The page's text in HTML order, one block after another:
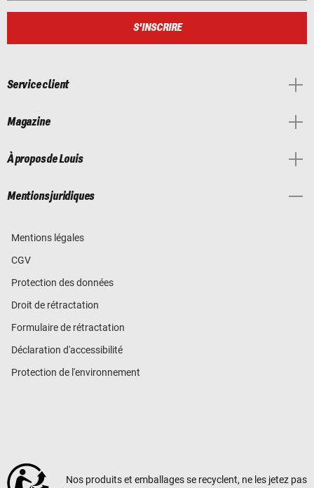
S'INSCRIRE
Service client
Magazine
À propos de Louis
Mentions juridiques
Mentions légales
CGV
Protection des données
Droit de rétractation
Formulaire de rétractation
Déclaration d'accessibilité
Protection de l'environnement
Nos produits et emballages se recyclent, ne les jetez pas